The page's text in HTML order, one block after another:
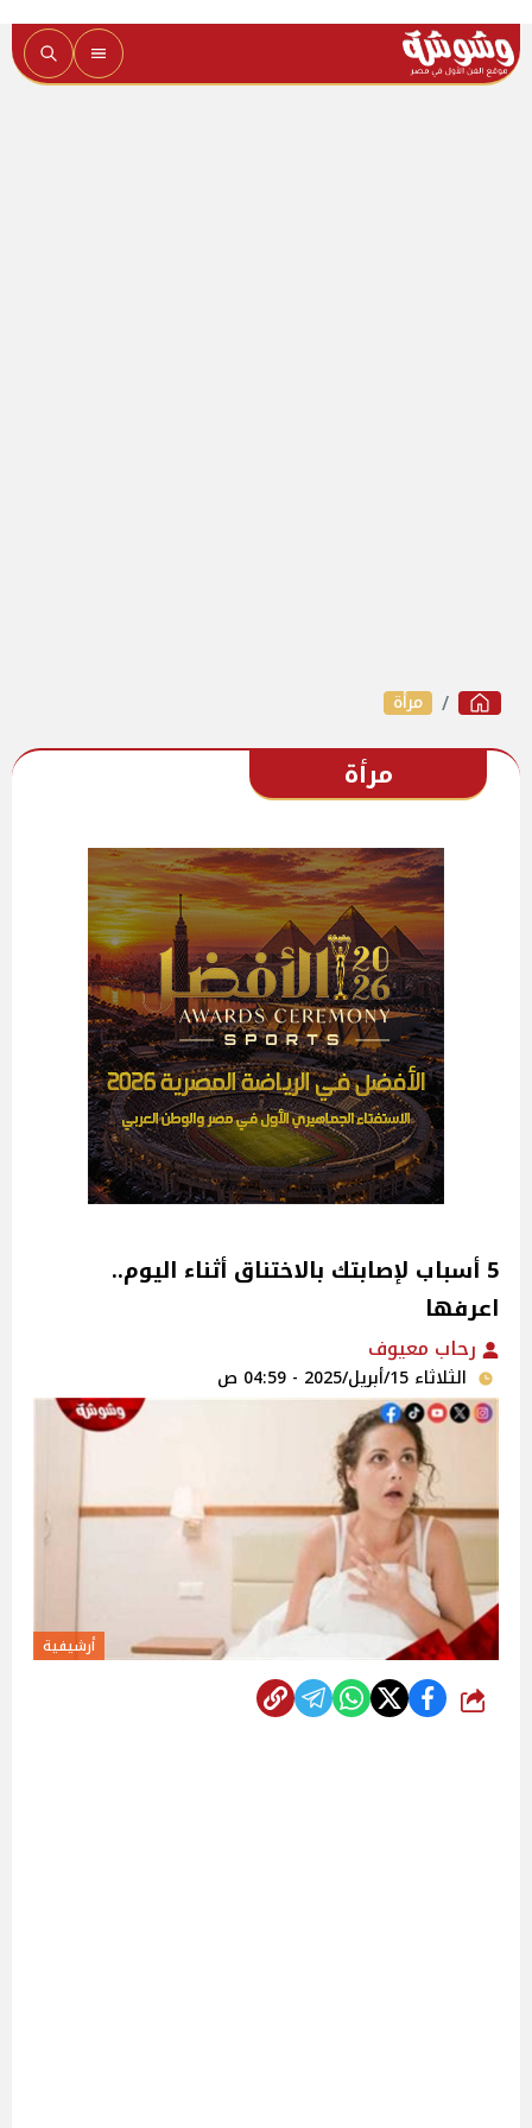
مرأة
مرأة
5 أسباب لإصابتك بالاختناق أثناء اليوم..
اعرفها
رحاب معيوف
الثلاثاء 15/أبريل/2025 - 04:59 ص
أرشيفية
شارك